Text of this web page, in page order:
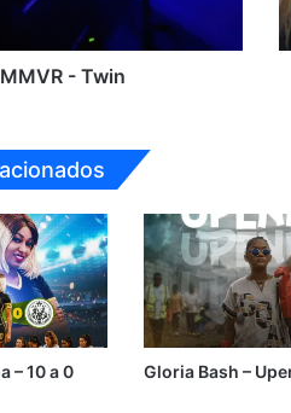
- Twin
– 10 a 0 Gloria Bash –